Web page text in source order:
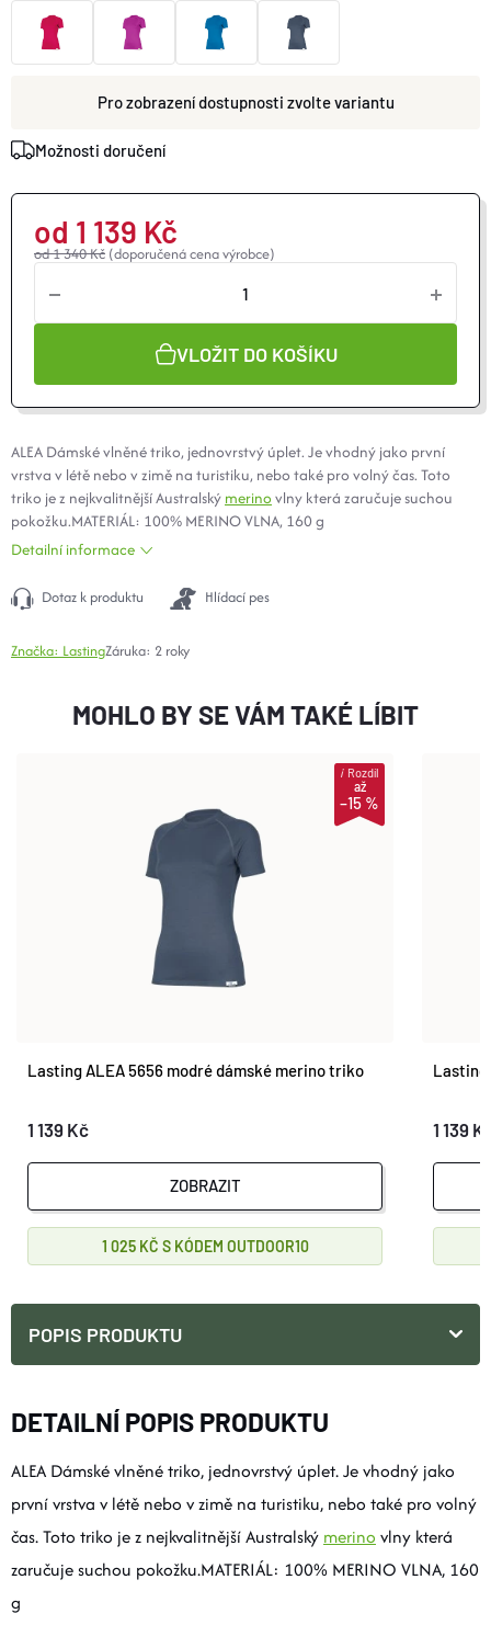
O nás
Moje objednávka
zvolte variantu
Možnosti doručení
od 1 340 Kč (doporučená cena výrobce)
od 1 139 Kč
VLOŽIT DO KOŠÍKU
ALEA Dámské vlněné triko, jednovrstvý úplet. Je vhodný jako první
vrstva v létě nebo v zimě na turistiku, nebo také pro volný čas. Toto
triko je z nejkvalitnější Australský merino vlny která zaručuje suchou
pokožku.MATERIÁL: 100% MERINO VLNA, 160 g
Detailní informace
Dotaz k produktu Hlídací pes
Značka: LastingZáruka: 2 roky
MOHLO BY SE VÁM TAKÉ LÍBIT
až
–15 %
iRozdíl
Lasting ALEA 5656 modré dámské merino triko
1 139 Kč
ZOBRAZIT
1 025 KČ OUTDOOR10
Lasting
1 139
POPIS PRODUKTU
DETAILNÍ POPIS PRODUKTU
ALEA Dámské vlněné triko, jednovrstvý úplet. Je vhodný jako
první vrstva v létě nebo v zimě na turistiku, nebo také pro volný
čas. Toto triko je z nejkvalitnější Australský merino vlny která
zaručuje suchou pokožku.MATERIÁL: 100% MERINO VLNA, 160
g